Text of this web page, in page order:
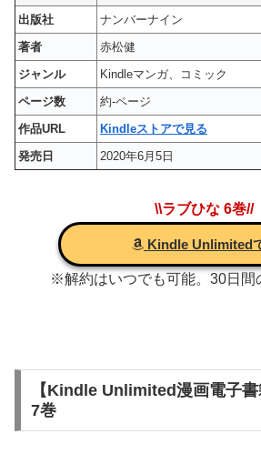
出版社
ナンバーナイン
著者
赤松健
ジャンル
Kindleマンガ、コミック
ページ数
約-ページ
作品URL
Kindleストアで見る
発売日
2020年6月5日
\\ラブひな 6巻//
Kindle Unlimited
※解約はいつでも可能。30日間
【Kindle Unlimited漫画電子
7巻